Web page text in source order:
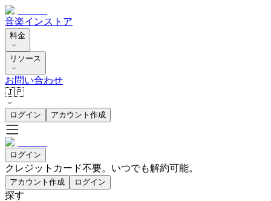
音楽インストア
料金
リソース
お問い合わせ
🇯🇵
ログイン アカウント作成
ログイン
クレジットカード不要。いつでも解約可能。
アカウント作成 ログイン
探す